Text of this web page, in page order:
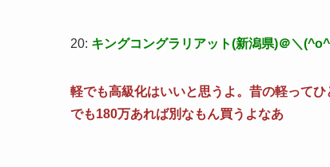
20: キングコングラリアット(新潟県)＠＼
軽でも高級化はいいと思うよ。昔の軽ってひ
でも180万あれば別なもん買うよなあ